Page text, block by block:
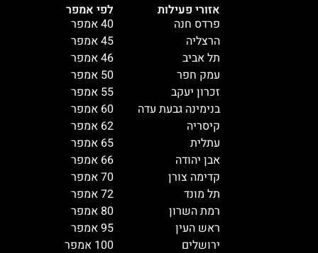
לפי אמפר
40 אמפר
45 אמפר
46 אמפר
50 אמפר
55 אמפר
60 אמפר
62 אמפר
65 אמפר
66 אמפר
70 אמפר
72 אמפר
80 אמפר
95 אמפר
100 אמפר
אזורי פעילות
פרדס חנה
הרצליה
תל אביב
עמק חפר
זכרון יעקב
בנימינה גבעת עדה
קיסריה
עתלית
אבן יהודה
קדימה צורן
תל מונד
רמת השרון
ראש העין
ירושלים